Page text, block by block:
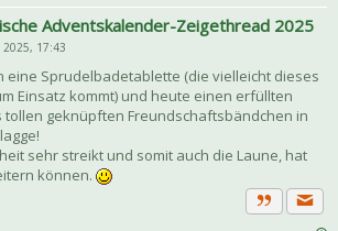
Adventskalender-Zeigethread 2025
2025, 17:43
eine Sprudelbadetablette (die vielleicht dieses
Einsatz kommt) und heute einen erfüllten
tollen geknüpften Freundschaftsbändchen in
sehr streikt und somit auch die Laune, hat
können.
Zitat